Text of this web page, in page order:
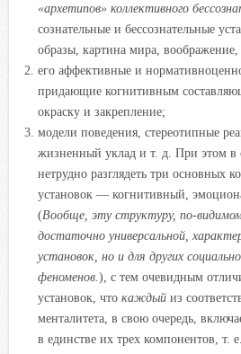
«архетипов» коллективного
сознательные и бессознательные
образы, картина мира,
его аффективные и
придающие когнитивным
окраску и закрепление;
модели поведения, стереотипные
жизненный уклад и т. д. При этом в
нетрудно разглядеть три основных
установок — когнитивный,
(Вообще, эту структуру, по-
достаточно универсальной,
установок, но и для других
феноменов. ), с тем очевидным
установок, что каждыйиз
менталитета, в свою очередь,
в единстве их трех компонентов, т.